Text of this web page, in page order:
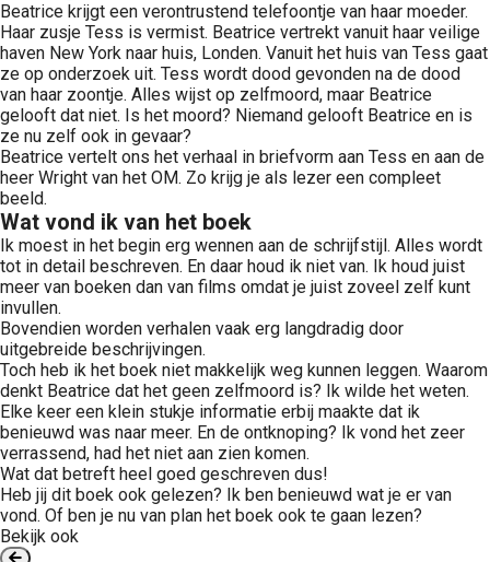
Beatrice krijgt een verontrustend telefoontje van haar moeder.
Haar zusje Tess is vermist. Beatrice vertrekt vanuit haar veilige
haven New York naar huis, Londen. Vanuit het huis van Tess gaat
ze op onderzoek uit. Tess wordt dood gevonden na de dood
van haar zoontje. Alles wijst op zelfmoord, maar Beatrice
gelooft dat niet. Is het moord? Niemand gelooft Beatrice en is
ze nu zelf ook in gevaar?
Beatrice vertelt ons het verhaal in briefvorm aan Tess en aan de
heer Wright van het OM. Zo krijg je als lezer een compleet
beeld.
Wat vond ik van het boek
Ik moest in het begin erg wennen aan de schrijfstijl. Alles wordt
tot in detail beschreven. En daar houd ik niet van. Ik houd juist
meer van boeken dan van films omdat je juist zoveel zelf kunt
invullen.
Bovendien worden verhalen vaak erg langdradig door
uitgebreide beschrijvingen.
Toch heb ik het boek niet makkelijk weg kunnen leggen. Waarom
denkt Beatrice dat het geen zelfmoord is? Ik wilde het weten.
Elke keer een klein stukje informatie erbij maakte dat ik
benieuwd was naar meer. En de ontknoping? Ik vond het zeer
verrassend, had het niet aan zien komen.
Wat dat betreft heel goed geschreven dus!
Heb jij dit boek ook gelezen? Ik ben benieuwd wat je er van
vond. Of ben je nu van plan het boek ook te gaan lezen?
Bekijk ook